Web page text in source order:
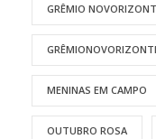
GRÊMIO
MENINAS EM CAMPO
OUTUBRO ROSA